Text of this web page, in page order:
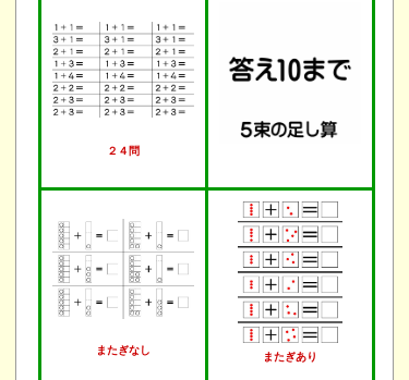
２４問
またぎなし
またぎあり